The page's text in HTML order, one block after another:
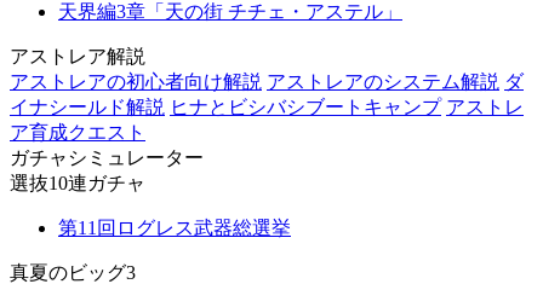
天界編3章「天の街 チチェ・アステル」
アストレア解説
アストレアの初心者向け解説 アストレアのシステム解説 ダ
イナシールド解説 ヒナとビシバシブートキャンプ アストレ
ア育成クエスト
ガチャシミュレーター
選抜10連ガチャ
第11回ログレス武器総選挙
真夏のビッグ3